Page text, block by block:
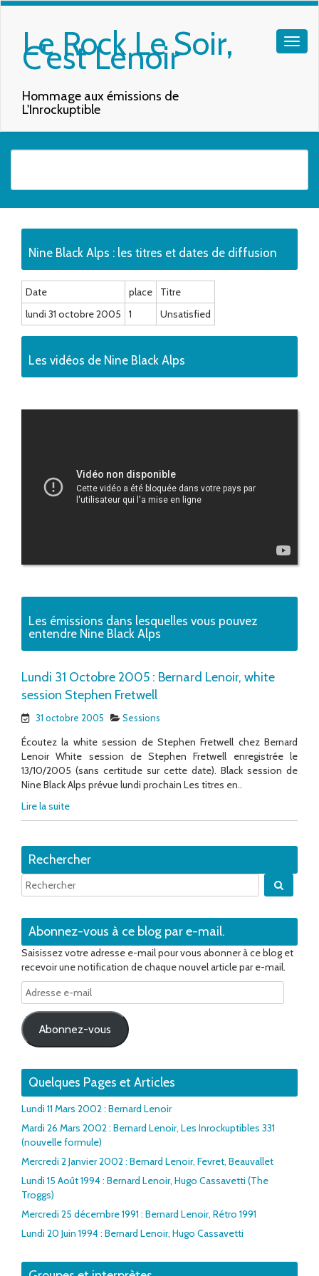
Le Rock Le Soir,
C'est Lenoir
Hommage aux émissions de
L'Inrockuptible
Nine Black Alps : les titres et dates de diffusion
Date place
Titre
lundi 31 octobre 2005
1 Unsatisfied
Les vidéos de Nine Black Alps
Les émissions dans lesquelles vous pouvez
entendre Nine Black Alps
Lundi 31 Octobre 2005 : Bernard Lenoir, white
session Stephen Fretwell
31 octobre 2005 Sessions
Écoutez la white session de Stephen Fretwell chez Bernard
Lenoir White session de Stephen Fretwell enregistrée le
13/10/2005 (sans certitude sur cette date). Black session de
Nine Black Alps prévue lundi prochain Les titres en..
Lire la suite
Rechercher
Abonnez-vous à ce blog par e-mail.
Saisissez votre adresse e-mail pour vous abonner à ce blog et
recevoir une notification de chaque nouvel article par e-mail.
Adresse
e-
mail
Abonnez-vous
Quelques Pages et Articles
Lundi 11 Mars 2002 : Bernard Lenoir
Mardi 26 Mars 2002 : Bernard Lenoir, Les Inrockuptibles 331
(nouvelle formule)
Mercredi 2 Janvier 2002 : Bernard Lenoir, Fevret, Beauvallet
Lundi 15 Août 1994 : Bernard Lenoir, Hugo Cassavetti (The
Troggs)
Mercredi 25 décembre 1991 : Bernard Lenoir, Rétro 1991
Lundi 20 Juin 1994 : Bernard Lenoir, Hugo Cassavetti